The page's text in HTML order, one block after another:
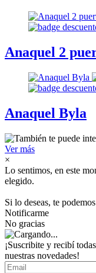
Anaquel 2
Anaquel Byla
Ver más
×
Lo sentimos, en este
elegido.
Si lo deseas, te
Notificarme
No gracias
¡Suscribite y recibí todas
nuestras novedades!